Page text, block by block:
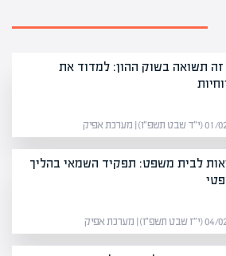
תשואה בשוק ההון: למדוד את
| מערכת אפיק
לבית משפט: תפקיד השמאי בהליך
| מערכת אפיק